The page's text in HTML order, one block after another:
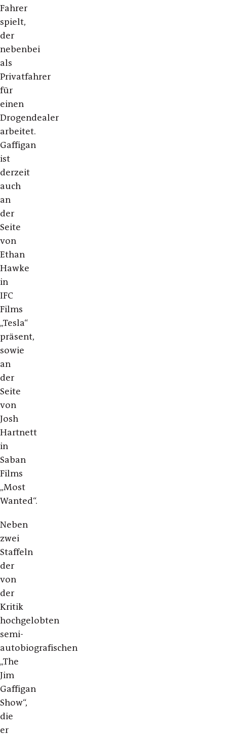
Fahrer
spielt,
der
nebenbei
als
Privatfahrer
für
einen
Drogendealer
arbeitet.
Gaffigan
ist
derzeit
auch
an
der
Seite
von
Ethan
Hawke
in
IFC
Films
„Tesla“
präsent,
sowie
an
der
Seite
von
Josh
Hartnett
in
Saban
Films
„Most
Wanted“.
Neben
zwei
Staffeln
der
von
der
Kritik
hochgelobten
semi-
autobiografischen
„The
Jim
Gaffigan
Show“,
die
er